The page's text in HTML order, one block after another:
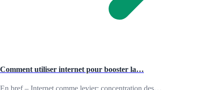
Comment utiliser internet pour booster la…
En bref – Internet comme levier: concentration des…